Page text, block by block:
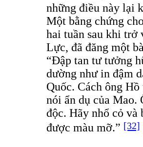
những điều này lại
Một bằng chứng
hai tuần sau khi trở
Lực, đã đăng một
“Đập tan tư tưởng
dường như in đậm
Quốc. Cách ông
nói ẩn dụ của Mao.
độc. Hãy nhổ cỏ và
được màu mỡ.” [32]